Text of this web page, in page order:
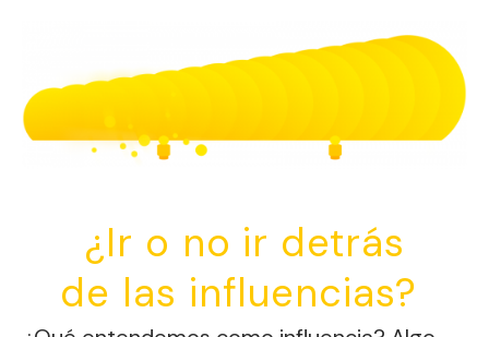
¿Ir o no ir detrás
de las influencias?